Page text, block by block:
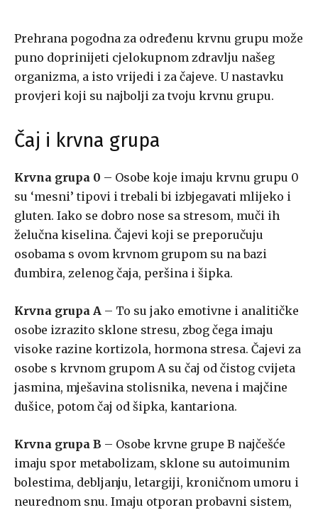
Prehrana pogodna za određenu krvnu grupu može
puno doprinijeti cjelokupnom zdravlju našeg
organizma, a isto vrijedi i za čajeve. U nastavku
provjeri koji su najbolji za tvoju krvnu grupu.
Čaj i krvna grupa
Krvna grupa 0 – Osobe koje imaju krvnu grupu 0
su ‘mesni’ tipovi i trebali bi izbjegavati mlijeko i
gluten. Iako se dobro nose sa stresom, muči ih
želučna kiselina. Čajevi koji se preporučuju
osobama s ovom krvnom grupom su na bazi
đumbira, zelenog čaja, peršina i šipka.
Krvna grupa A – To su jako emotivne i analitičke
osobe izrazito sklone stresu, zbog čega imaju
visoke razine kortizola, hormona stresa. Čajevi za
osobe s krvnom grupom A su čaj od čistog cvijeta
jasmina, mješavina stolisnika, nevena i majčine
dušice, potom čaj od šipka, kantariona.
Krvna grupa B – Osobe krvne grupe B najčešće
imaju spor metabolizam, sklone su autoimunim
bolestima, debljanju, letargiji, kroničnom umoru i
neurednom snu. Imaju otporan probavni sistem,